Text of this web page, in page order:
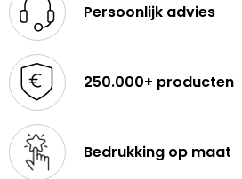
Persoonlijk advies
250.000+ producten
Bedrukking op maat